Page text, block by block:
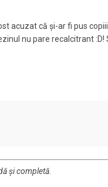
acuzat că și-ar fi pus copiii
nu pare recalcitrant :D!
și completă.